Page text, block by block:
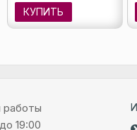
КУПИТЬ
19:00